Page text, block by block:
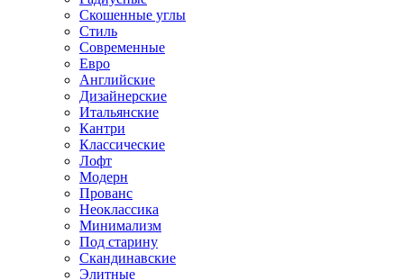
Скошенные углы
Стиль
Современные
Евро
Английские
Дизайнерские
Итальянские
Кантри
Классические
Лофт
Модерн
Прованс
Неоклассика
Минимализм
Под старину
Скандинавские
Элитные